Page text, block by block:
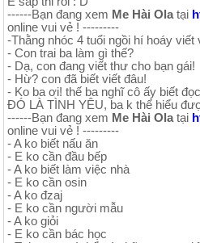
------Bạn đang xem Me Hài Ola tại
online vui vẻ ! ---------
-Thằng nhóc 4 tuổi ngồi hí hoáy viết
- Con trai ba làm gì thế?
- Dạ, con đang viết thư cho bạn gái!
- Hừ? con đã biết viết đâu!
- Ko ba ơi! thế ba nghĩ cô ấy biết
ĐÓ LÀ TÌNH YÊU, ba k thể hiểu
------Bạn đang xem Me Hài Ola tại
online vui vẻ ! ---------
- A ko biết nấu ăn
- E ko cần đầu bếp
- A ko biết làm việc nhà
- E ko cần osin
- A ko đzaj
- E ko cần người mẫu
- A ko giỏi
- E ko cần bác học